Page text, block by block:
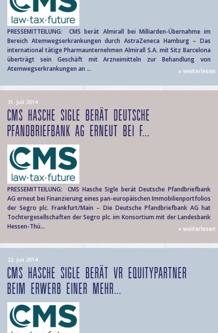
PRESSEMITTEILUNG: CMS berät Almirall bei Milliarden-Übernahme im
Bereich Atemwegserkrankungen durch AstraZeneca Hamburg – Das
international tätige Pharmaunternehmen Almirall S.A. mit Sitz Barcelona
überträgt sein Geschäft mit Arzneimitteln zur Behandlung von
Atemwegserkrankungen an ...
» weiterlesen
31. Juli 2014
CMS HASCHE SIGLE BERÄT DEUTSCHE
PFANDBRIEFBANK AG ERNEUT BEI F...
PRESSEMITTEILUNG: CMS Hasche Sigle berät Deutsche Pfandbriefbank
AG erneut bei Finanzierung eines pan-europäischen Immobilienportfolios
der Segro plc. Frankfurt/Main – Die Deutsche Pfandbriefbank AG hat
Tochtergesellschaften der Segro plc. im Konsortium mit der Landesbank
Hessen-Thü...
» weiterlesen
22. Juli 2014
CMS HASCHE SIGLE BERÄT VR EQUITYPARTNER
BEIM ERWERB EINER MEHR...